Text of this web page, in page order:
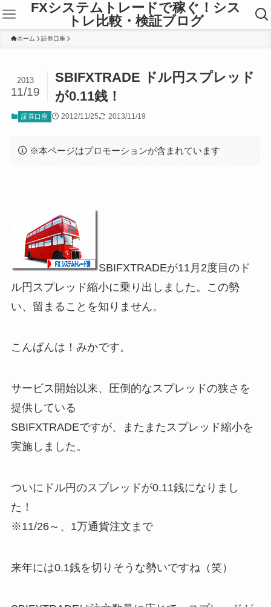
FXシステムトレードで稼ぐ！シス
トレ比較・検証ブログ
ホーム 証券口座
SBIFXTRADE ドル円スプレッド
が0.11銭！
2013
11/19
証券口座 2012/11/25 2013/11/19
※本ページはプロモーションが含まれています
SBIFXTRADEが11月2度目のド
ル円スプレッド縮小に乗り出しました。この勢
い、留まることを知りません。
こんばんは！みかです。
サービス開始以来、圧倒的なスプレッドの狭さを
提供している
SBIFXTRADEですが、またまたスプレッド縮小を
実施しました。
ついにドル円のスプレッドが0.11銭になりまし
た！
※11/26～、1万通貨注文まで
来年には0.1銭を切りそうな勢いですね（笑）